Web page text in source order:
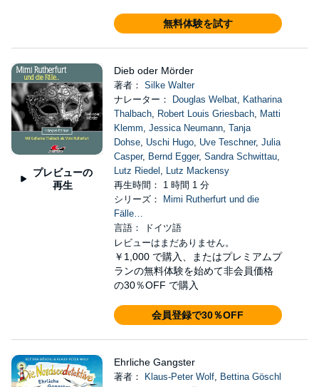
無料体験を試す
プレビューの
再生
Dieb oder Mörder
著者： Silke Walter
ナレーター：
Douglas Welbat, Katharina
Thalbach, Robert Louis Griesbach, Matti
Klemm, Jessica Neumann, Tanja
Dohse, Uschi Hugo, Uve Teschner, Julia
Casper, Bernd Egger, Sandra Schwittau,
Lutz Riedel , Lutz Mackensy
再生時間： 1 時間 1 分
シリーズ：
Mimi Rutherfurt und die
Fälle…
言語： ドイツ語
レビューはまだありません。
￥1,000 で購入、またはプレミアムプ
ランの無料体験を始めて非会員価格
の30％OFF で購入
会員登録で30％OFF
Ehrliche Gangster
著者： Klaus-Peter Wolf, Bettina Göschl